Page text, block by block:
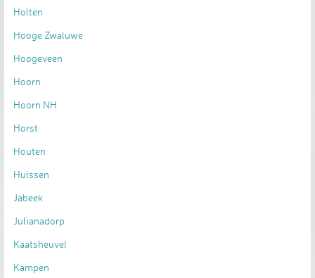
Holten
Hooge Zwaluwe
Hoogeveen
Hoorn
Hoorn NH
Horst
Houten
Huissen
Jabeek
Julianadorp
Kaatsheuvel
Kampen